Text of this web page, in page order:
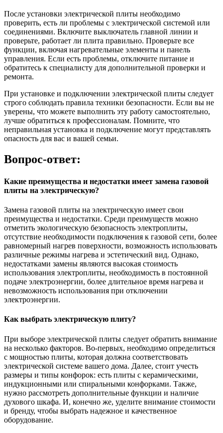
После установки электрической плиты необходимо
проверить, есть ли проблемы с электрической системой или
соединениями. Включите выключатель главной линии и
проверьте, работает ли плита правильно. Проверьте все
функции, включая нагревательные элементы и панель
управления. Если есть проблемы, отключите питание и
обратитесь к специалисту для дополнительной проверки и
ремонта.
При установке и подключении электрической плиты следует
строго соблюдать правила техники безопасности. Если вы не
уверены, что можете выполнить эту работу самостоятельно,
лучше обратиться к профессионалам. Помните, что
неправильная установка и подключение могут представлять
опасность для вас и вашей семьи.
Вопрос-ответ:
Какие преимущества и недостатки имеет замена газовой
плиты на электрическую?
Замена газовой плиты на электрическую имеет свои
преимущества и недостатки. Среди преимуществ можно
отметить экологическую безопасность электроплиты,
отсутствие необходимости подключения к газовой сети, более
равномерный нагрев поверхности, возможность использовать
различные режимы нагрева и эстетический вид. Однако,
недостатками замены являются высокая стоимость
использования электроплиты, необходимость в постоянной
подаче электроэнергии, более длительное время нагрева и
невозможность использования при отключении
электроэнергии.
Как выбрать электрическую плиту?
При выборе электрической плиты следует обратить внимание
на несколько факторов. Во-первых, необходимо определиться
с мощностью плиты, которая должна соответствовать
электрической системе вашего дома. Далее, стоит учесть
размеры и типы конфорок: есть плиты с керамическими,
индукционными или спиральными конфорками. Также,
нужно рассмотреть дополнительные функции и наличие
духового шкафа. И, конечно же, уделите внимание стоимости
и бренду, чтобы выбрать надежное и качественное
оборудование.